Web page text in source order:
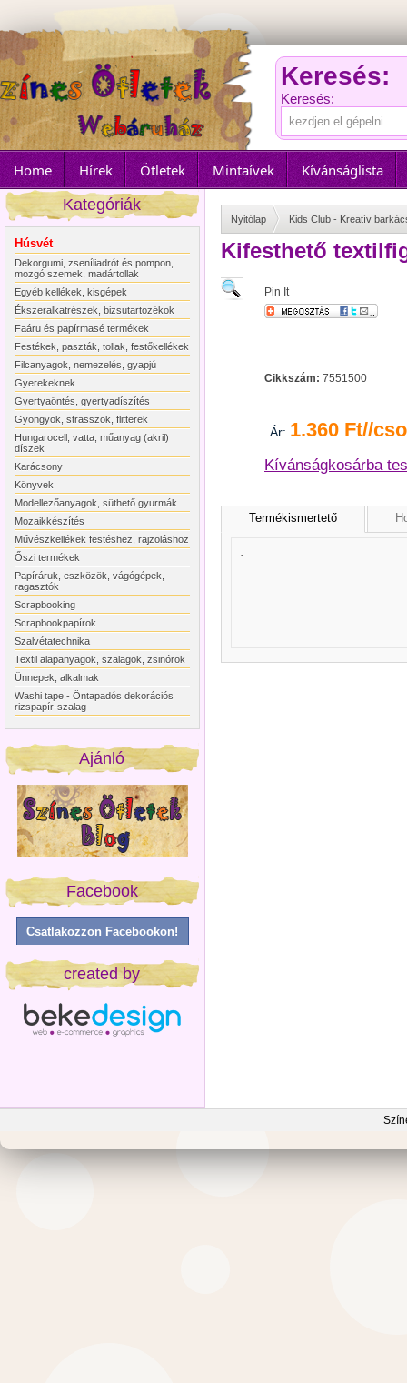
Keresés:
Keresés:
Home Hírek Ötletek Mintaívek
Kívánságlista
Kategóriák
Húsvét
Dekorgumi, zseníliadrót és pompon,
mozgó szemek, madártollak
Egyéb kellékek, kisgépek
Ékszeralkatrészek, bizsutartozékok
Faáru és papírmasé termékek
Festékek, paszták, tollak, festőkellékek
Filcanyagok, nemezelés, gyapjú
Gyerekeknek
Gyertyaöntés, gyertyadíszítés
Gyöngyök, strasszok, flitterek
Hungarocell, vatta, műanyag (akril)
díszek
Karácsony
Könyvek
Modellezőanyagok, süthető gyurmák
Mozaikkészítés
Művészkellékek festéshez, rajzoláshoz
Őszi termékek
Papíráruk, eszközök, vágógépek,
ragasztók
Scrapbooking
Scrapbookpapírok
Szalvétatechnika
Textil alapanyagok, szalagok, zsinórok
Ünnepek, alkalmak
Washi tape - Öntapadós dekorációs
rizspapír-szalag
Ajánló
Facebook
Csatlakozzon Facebookon!
created by
Nyitólap Kids Club - Kreatív
Kifesthető
Pin It
Cikkszám: 7551500
Ár: 1.360 Ft//
Kívánságkosárba
Termékismertető
-